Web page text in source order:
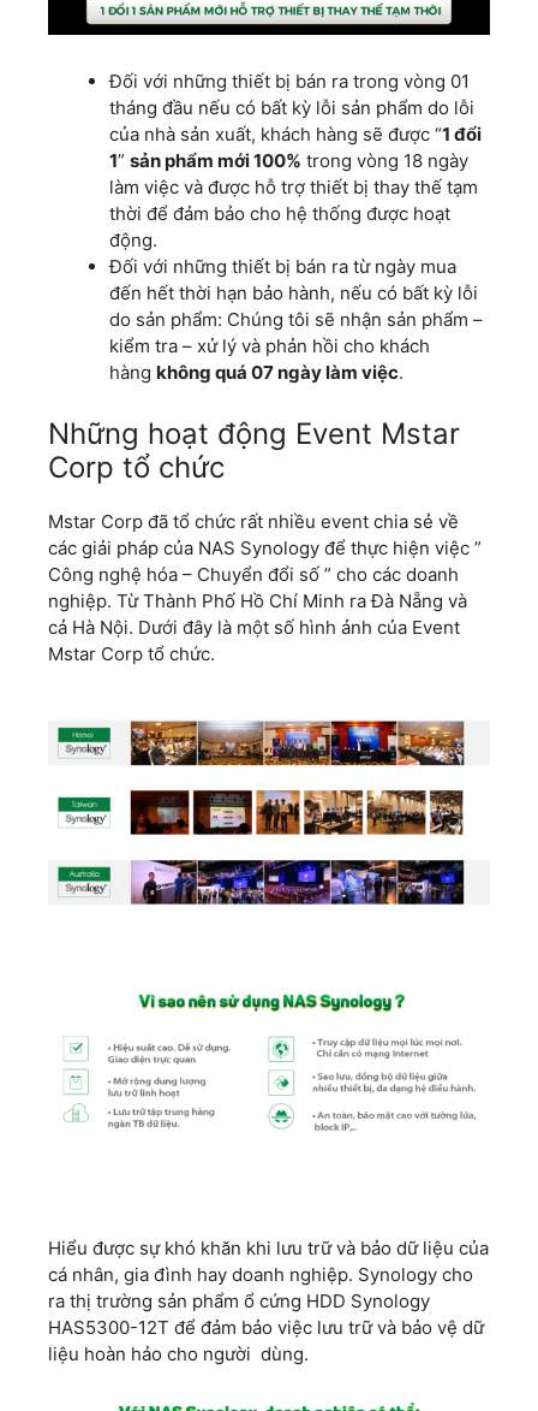
Đối với những thiết bị bán ra trong vòng 01
tháng đầu nếu có bất kỳ lỗi sản phẩm do lỗi
của nhà sản xuất, khách hàng sẽ được “1 đổi
1” sản phẩm mới 100% trong vòng 18 ngày
làm việc và được hỗ trợ thiết bị thay thế tạm
thời để đảm bảo cho hệ thống được hoạt
động.
Đối với những thiết bị bán ra từ ngày mua
đến hết thời hạn bảo hành, nếu có bất kỳ lỗi
do sản phẩm: Chúng tôi sẽ nhận sản phẩm –
kiểm tra – xử lý và phản hồi cho khách
hàng không quá 07 ngày làm việc.
Những hoạt động Event Mstar
Corp tổ chức
Mstar Corp đã tổ chức rất nhiều event chia sẻ về
các giải pháp của NAS Synology để thực hiện việc ”
Công nghệ hóa – Chuyển đổi số ” cho các doanh
nghiệp. Từ Thành Phố Hồ Chí Minh ra Đà Nẵng và
cả Hà Nội. Dưới đây là một số hình ảnh của Event
Mstar Corp tổ chức.
Hiểu được sự khó khăn khi lưu trữ và bảo dữ liệu của
cá nhân, gia đình hay doanh nghiệp. Synology cho
ra thị trường sản phẩm ổ cứng HDD Synology
HAS5300-12T để đảm bảo việc lưu trữ và bảo vệ dữ
liệu hoàn hảo cho người dùng.